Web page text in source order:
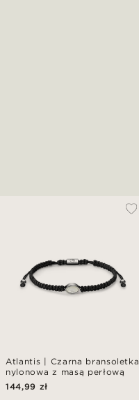
Atlantis | Czarna bransoletka
nylonowa z masą perłową
144,99 zł